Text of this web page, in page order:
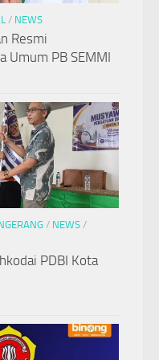
/ NEWS
Resmi
Umum PB SEMMI
/ NEWS /
PDBI Kota